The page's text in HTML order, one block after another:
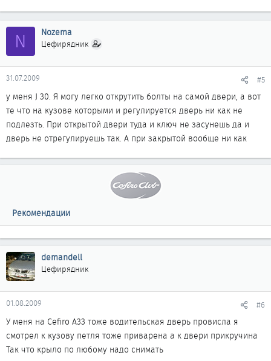
N Nozema
Цефирядник
31.07.2009 #5
у меня J 30. Я могу легко открутить болты на самой двери, а вот
те что на кузове которыми и регулируется дверь ни как не
подлезть. При открытой двери туда и ключ не засунешь да и
дверь не отрегулируешь так. А при закрытой вообще ни как
Рекомендации
demandell
Цефирядник
01.08.2009 #6
У меня на Cefiro А33 тоже водительская дверь провисла я
смотрел к кузову петля тоже приварена а к двери прикручина
Так что крыло по любому надо снимать